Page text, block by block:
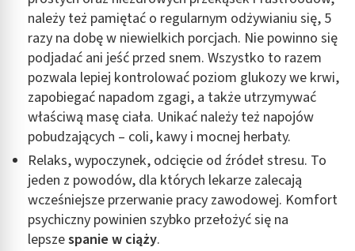
należy też pamiętać o regularnym odżywianiu się, 5
razy na dobę w niewielkich porcjach. Nie powinno się
podjadać ani jeść przed snem. Wszystko to razem
pozwala lepiej kontrolować poziom glukozy we krwi,
zapobiegać napadom zgagi, a także utrzymywać
właściwą masę ciała. Unikać należy też napojów
pobudzających – coli, kawy i mocnej herbaty.
Relaks, wypoczynek, odcięcie od źródeł stresu. To
jeden z powodów, dla których lekarze zalecają
wcześniejsze przerwanie pracy zawodowej. Komfort
psychiczny powinien szybko przełożyć się na
lepszespanie w ciąży.